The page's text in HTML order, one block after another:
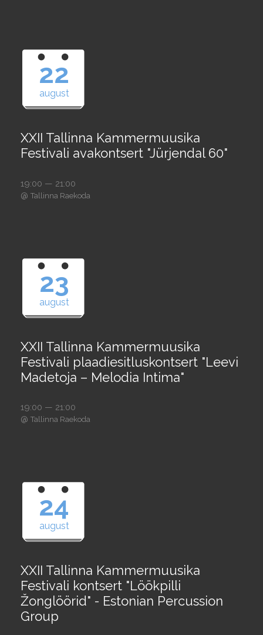
22
august
XXII Tallinna Kammermuusika
Festivali avakontsert "Jürjendal 60"
19:00 — 21:00
@ Tallinna Raekoda
23
august
XXII Tallinna Kammermuusika
Festivali plaadiesitluskontsert "Leevi
Madetoja – Melodia Intima"
19:00 — 21:00
@ Tallinna Raekoda
24
august
XXII Tallinna Kammermuusika
Festivali kontsert "Löökpilli
Žonglöörid" - Estonian Percussion
Group